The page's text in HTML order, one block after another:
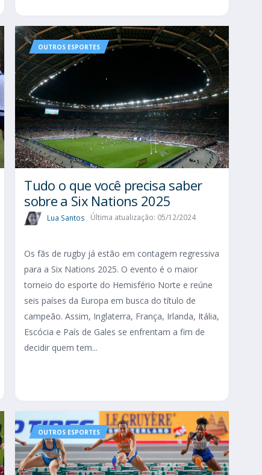
OUTROS ESPORTES
Tudo o que você precisa saber
sobre a Six Nations 2025​
Lua Santos Última atualização: 05/12/2024
Os fãs de rugby já estão em contagem regressiva
para a Six Nations 2025. O evento é o maior
torneio do esporte do Hemisfério Norte e reúne
seis países da Europa em busca do título de
campeão. Assim, Inglaterra, França, Irlanda, Itália,
Escócia e País de Gales se enfrentam a fim de
decidir quem tem...
OUTROS ESPORTES